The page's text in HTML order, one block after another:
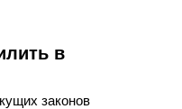
в
законов